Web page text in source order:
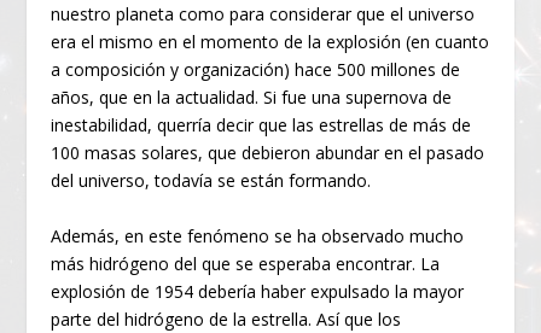
nuestro planeta como para considerar que el universo
era el mismo en el momento de la explosión (en cuanto
a composición y organización) hace 500 millones de
años, que en la actualidad. Si fue una supernova de
inestabilidad, querría decir que las estrellas de más de
100 masas solares, que debieron abundar en el pasado
del universo, todavía se están formando.
Además, en este fenómeno se ha observado mucho
más hidrógeno del que se esperaba encontrar. La
explosión de 1954 debería haber expulsado la mayor
parte del hidrógeno de la estrella. Así que los